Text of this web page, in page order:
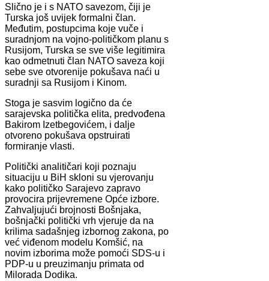
Slično je i s NATO savezom, čiji je
Turska još uvijek formalni član.
Međutim, postupcima koje vuče i
suradnjom na vojno-političkom planu s
Rusijom, Turska se sve više legitimira
kao odmetnuti član NATO saveza koji
sebe sve otvorenije pokušava naći u
suradnji sa Rusijom i Kinom.
Stoga je sasvim logično da će
sarajevska politička elita, predvođena
Bakirom Izetbegovićem, i dalje
otvoreno pokušava opstruirati
formiranje vlasti.
Politički analitičari koji poznaju
situaciju u BiH skloni su vjerovanju
kako političko Sarajevo zapravo
provocira prijevremene Opće izbore.
Zahvaljujući brojnosti Bošnjaka,
bošnjački politički vrh vjeruje da na
krilima sadašnjeg izbornog zakona, po
već viđenom modelu Komšić, na
novim izborima može pomoći SDS-u i
PDP-u u preuzimanju primata od
Milorada Dodika.